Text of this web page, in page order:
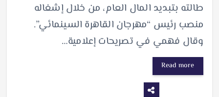
طالته بتبديد المال العام، من خلال إشغاله
منصب رئيس “مهرجان القاهرة السينمائي”.
وقال فهمي في تصريحات إعلامية…
Read more